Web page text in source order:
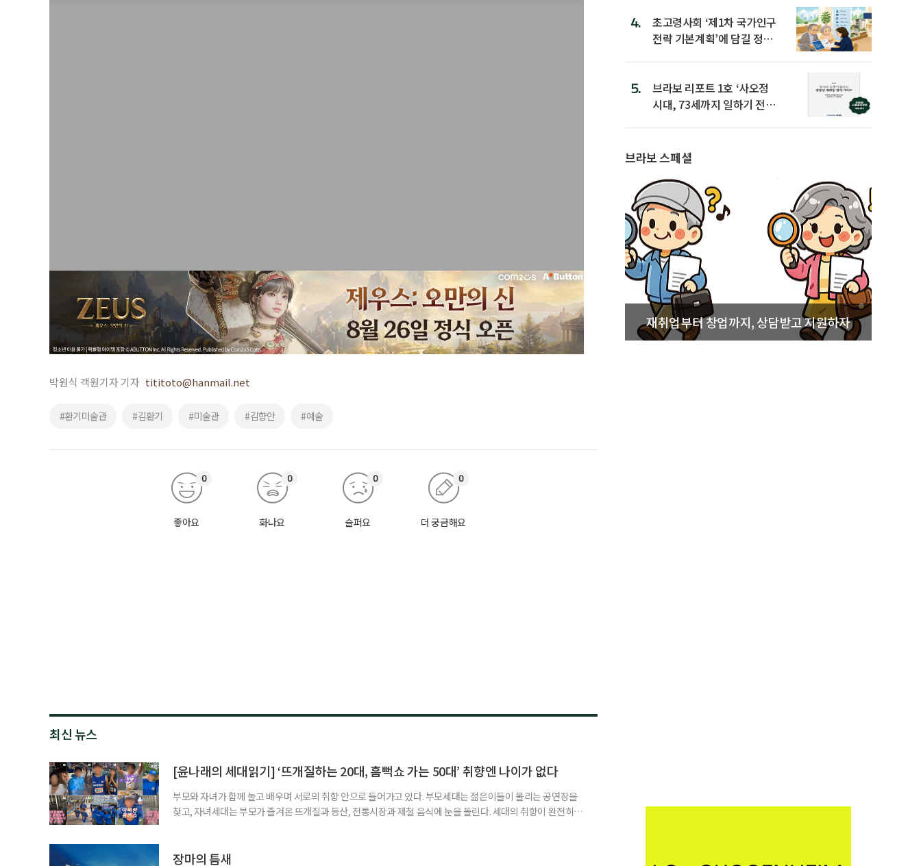
박원식 객원기자 기자 tititoto@hanmail.net
#환기미술관 #김환기 #미술관 #김향안 #예술
좋아요
0
화나요
0
슬퍼요
0
더 궁금해요
0
최신 뉴스
[윤나래의 세대읽기] ‘뜨개질하는 20대, 흠뻑쇼 가는 50대’ 취향엔 나이가 없다
부모와 자녀가 함께 놀고 배우며 서로의 취향 안으로 들어가고 있다. 부모세대는 젊은이들이 몰리는 공연장을
찾고, 자녀세대는 부모가 즐겨온 뜨개질과 등산, 전통시장과 제철 음식에 눈을 돌린다. 세대의 취향이 완전히
에 맞춰 뛰는 여름 축제는 오랫동안 젊은 층의 놀이터처럼 여겨졌다. 김 씨도 처음에는 “내가 가도 어색하
장마의 틈새
4.
초고령사회 ‘제1차 국가인구
전략 기본계획’에 담길 정책
5.
브라보 리포트 1호 ‘사오정
시대, 73세까지 일하기 전략’
브라보 스페셜
재취업부터 창업까지, 상담받고 지원하자